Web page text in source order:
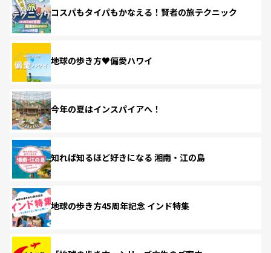
コスパもタイパもかなえる！賢者の旅テクニック
地球の歩き方♥偏愛ハワイ
今年の夏はインスパイアへ！
知れば知るほど好きになる 湘南・江の島
地球の歩き方45周年記念 インド特集